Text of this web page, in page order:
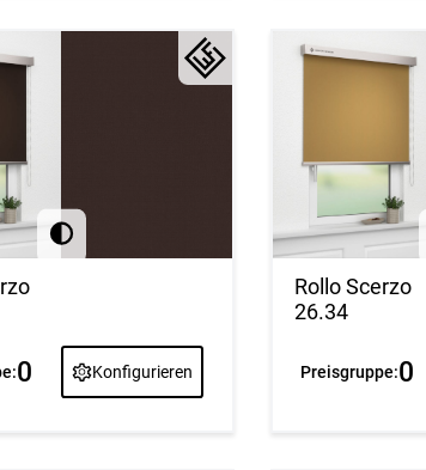
Konfigurieren
0
Rollo Scerzo
26.34
Preisgruppe:0